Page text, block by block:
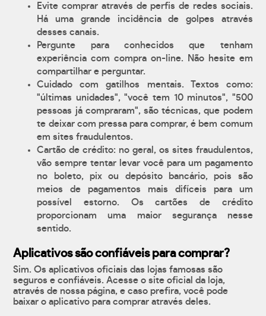
Evite comprar através de perfis de redes sociais.
Há uma grande incidência de golpes através
desses canais.
Pergunte para conhecidos que tenham
experiência com compra on-line. Não hesite em
compartilhar e perguntar.
Cuidado com gatilhos mentais. Textos como:
"últimas unidades", "você tem 10 minutos", "500
pessoas já compraram", são técnicas, que podem
te deixar com pressa para comprar, é bem comum
em sites fraudulentos.
Cartão de crédito: no geral, os sites fraudulentos,
vão sempre tentar levar você para um pagamento
no boleto, pix ou depósito bancário, pois são
meios de pagamentos mais difíceis para um
possível estorno. Os cartões de crédito
proporcionam uma maior segurança nesse
sentido.
Aplicativos são confiáveis para comprar?
Sim. Os aplicativos oficiais das lojas famosas são
seguros e confiáveis. Acesse o site oficial da loja,
através de nossa página, e caso prefira, você pode
baixar o aplicativo para comprar através deles.